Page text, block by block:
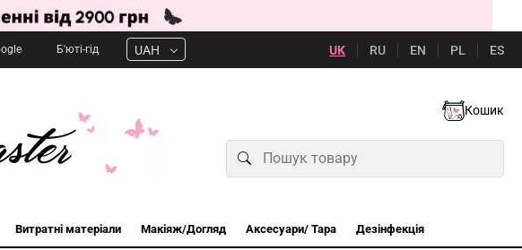
Б'юті-гід UAH UK RU EN PL ES
Кошик
Витратні матеріали Макіяж/Догляд Аксесуари/ Тара Дезінфекція